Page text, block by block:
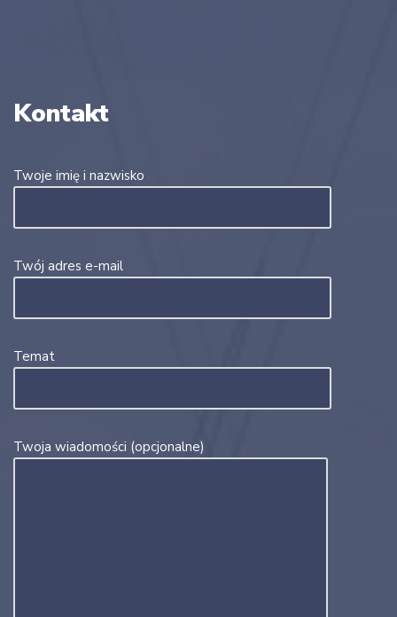
Kontakt
Twoje imię i nazwisko
Twój adres e-mail
Temat
Twoja wiadomości (opcjonalne)